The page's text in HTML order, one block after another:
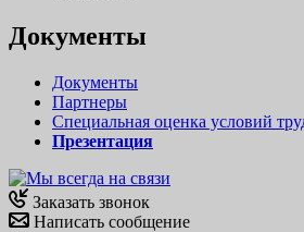
Документы
Документы
Партнеры
Специальная оценка условий
Презентация
Заказать звонок
Написать сообщение